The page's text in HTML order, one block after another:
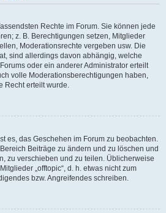
Rechte im Forum. Sie können jede
z. B. Berechtigungen setzen, Mitglieder
Moderationsrechte vergeben usw. Die
sind allerdings davon abhängig, welche
oder ein anderer Administrator erteilt
volle Moderationsberechtigungen haben,
Recht erteilt wurde.
es, das Geschehen im Forum zu beobachten.
Beiträge zu ändern und zu löschen und
zu verschieben und zu teilen. Üblicherweise
„offtopic“, d. h. etwas nicht zum
bzw. Angreifendes schreiben.